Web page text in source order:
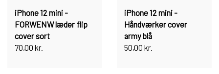
iPhone 12 mini -
FORWENW læder flip
cover sort
70,00 kr.
iPhone 12 mini -
Håndværker cover
army blå
50,00 kr.